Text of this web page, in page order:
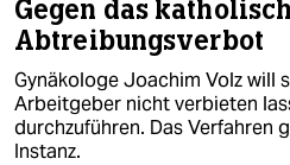
Gegen das
Abtreibungsverbot
Gynäkologe Joachim Volz will
Arbeitgeber nicht verbieten
durchzuführen. Das Verfahren
Instanz.